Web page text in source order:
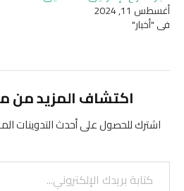
أغسطس 11, 2024
في "أخبار"
اكتشاف المزيد من
اشترك للحصول على أحدث التدوينات
كتابة بريدك الإلكتروني...